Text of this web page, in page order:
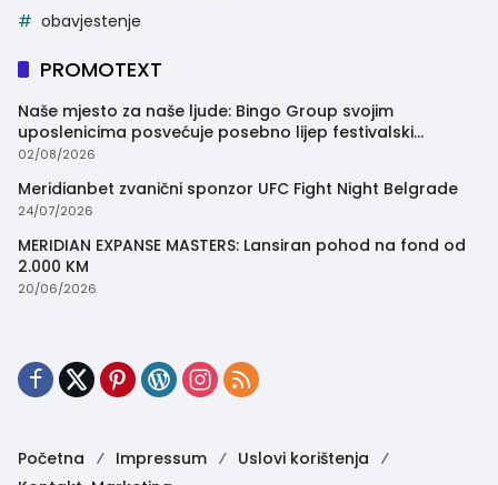
obavjestenje
PROMOTEXT
Naše mjesto za naše ljude: Bingo Group svojim
uposlenicima posvećuje posebno lijep festivalski
trenutak
02/08/2026
Meridianbet zvanični sponzor UFC Fight Night Belgrade
24/07/2026
MERIDIAN EXPANSE MASTERS: Lansiran pohod na fond od
2.000 KM
20/06/2026
Početna Impressum
Uslovi korištenja